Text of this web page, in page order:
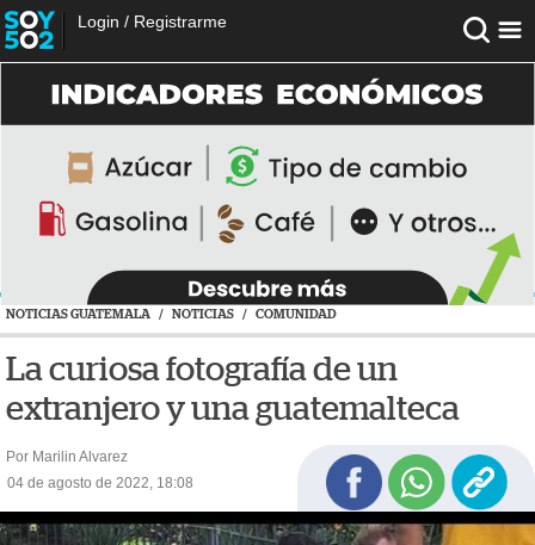
Login / Registrarme
NOTICIAS GUATEMALA / NOTICIAS / COMUNIDAD
La curiosa fotografía de un
extranjero y una guatemalteca
Por Marilin Alvarez
04 de agosto de 2022, 18:08